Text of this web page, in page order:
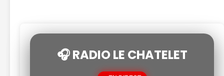
🎧 RADIO LE CHATELET